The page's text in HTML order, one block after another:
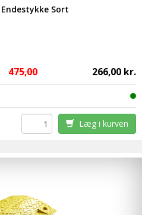
Sort
475,00 266,00 kr.
Læg i kurven